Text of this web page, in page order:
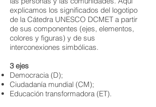
explicamos los significados del logotipo
de la Cátedra UNESCO DCMET a partir
de sus componentes (ejes, elementos,
colores y figuras) y de sus
interconexiones simbólicas.
3 ejes
Democracia (D);
Ciudadanía mundial (CM);
Educación transformadora (ET).